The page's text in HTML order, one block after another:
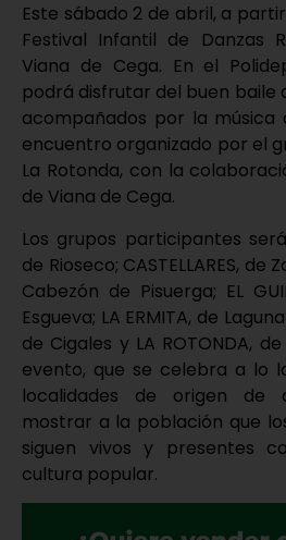
Este sábado 2 de abril, a
Festival Infantil de Danzas
Viana de Cega. En el
podrá disfrutar del buen baile
acompañados por la música
encuentro organizado por el
La Rotonda, con la
de Viana de Cega.
Los grupos participantes
de Rioseco; CASTELLARES, de
Cabezón de Pisuerga; EL
Esgueva; LA ERMITA, de
de Cigales y LA ROTONDA,
evento, que se celebra a lo
localidades de origen de
mostrar a la población que
siguen vivos y presentes
cultura popular.